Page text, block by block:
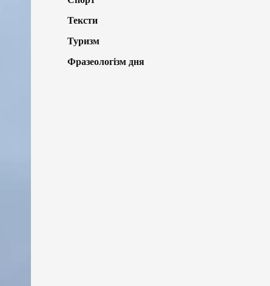
Тексти
Туризм
Фразеологізм дня